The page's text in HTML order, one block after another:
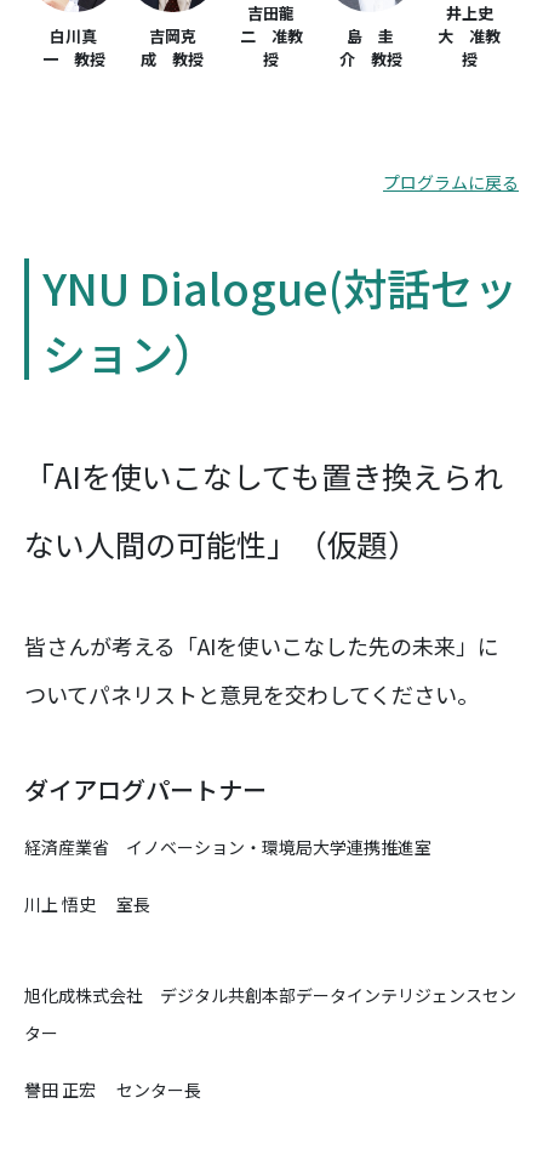
白川真
一 教授
吉岡克
成 教授
吉田龍
二 准教
授
島 圭
介 教授
井上史
大 准教
授
プログラムに戻る
YNU Dialogue(対話セッ
ション）
「AIを使いこなしても置き換えられ
ない人間の可能性」（仮題）
皆さんが考える「AIを使いこなした先の未来」に
ついてパネリストと意見を交わしてください。
ダイアログパートナー
経済産業省 イノベーション・環境局大学連携推進室
川上 悟史 室長
旭化成株式会社 デジタル共創本部データインテリジェンスセン
ター
譽田 正宏 センター長